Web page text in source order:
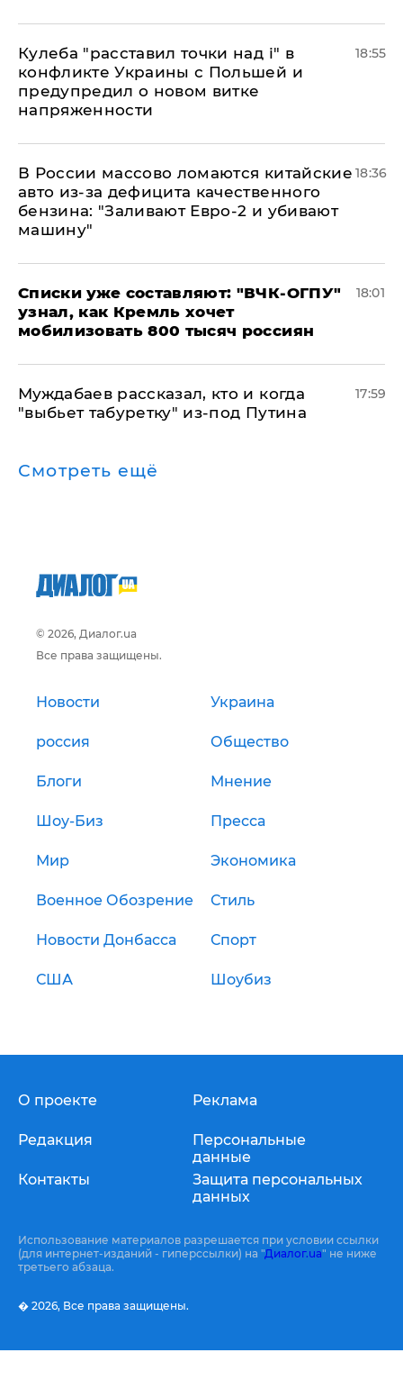
Кулеба "расставил точки над і" в
конфликте Украины с Польшей и
предупредил о новом витке
напряженности
18:55
В России массово ломаются китайские
авто из-за дефицита качественного
бензина: "Заливают Евро-2 и убивают
машину"
18:36
Списки уже составляют: "ВЧК-ОГПУ"
узнал, как Кремль хочет
мобилизовать 800 тысяч россиян
18:01
Муждабаев рассказал, кто и когда
"выбьет табуретку" из-под Путина
17:59
Смотреть ещё
© 2026, Диалог.ua
Все права защищены.
Новости Украина
россия Общество
Блоги Мнение
Шоу-Биз Пресса
Мир Экономика
Военное Обозрение Стиль
Новости Донбасса Спорт
США Шоубиз
О проекте
Редакция
Контакты
Реклама
Персональные
данные
Защита персональных
данных
Использование материалов разрешается при условии ссылки
(для интернет-изданий - гиперссылки) на "Диалог.ua" не ниже
третьего абзаца.
� 2026, Все права защищены.